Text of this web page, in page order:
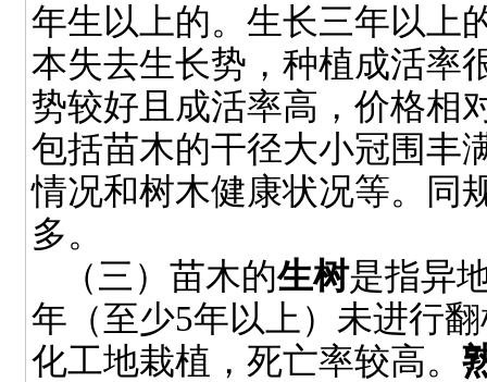
年生以上的。生长三年以上
本失去生长势，种植成活率
势较好且成活率高，价格相
包括苗木的干径大小冠围丰
情况和树木健康状况等。同
多。
（三）苗木的生树是指异
年（至少5年以上）未进行
化工地栽植，死亡率较高。